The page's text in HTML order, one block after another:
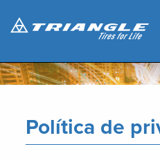
Política de